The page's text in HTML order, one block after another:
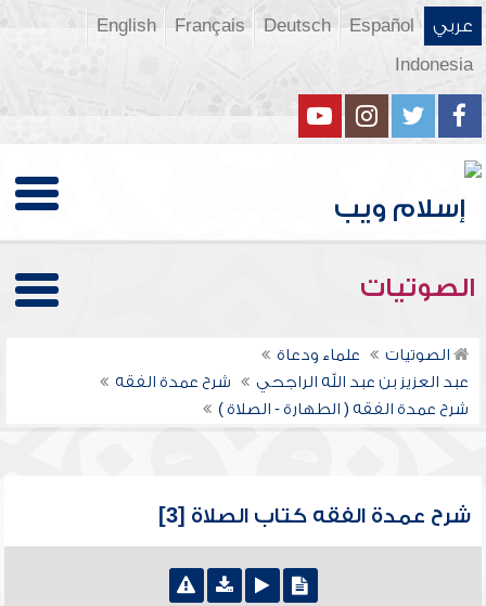
عربي Español
Deutsch
Français
English
Indonesia
الصوتيات
الصوتيات
علماء ودعاة
عبد العزيز بن عبد الله الراجحي
شرح عمدة الفقه
شرح عمدة الفقه ( الطهارة - الصلاة )
شرح عمدة الفقه كتاب الصلاة [3]